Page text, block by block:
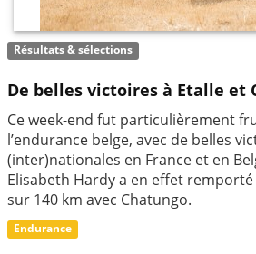
Résultats & sélections
De belles victoires à Etalle et
Ce week-end fut particulièrement
l’endurance belge, avec de belles
(inter)nationales en France et en
Elisabeth Hardy a en effet
sur 140 km avec Chatungo.
Endurance